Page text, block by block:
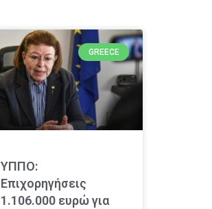
GREECE
ΥΠΠΟ:
Επιχορηγήσεις
1.106.000 ευρώ για